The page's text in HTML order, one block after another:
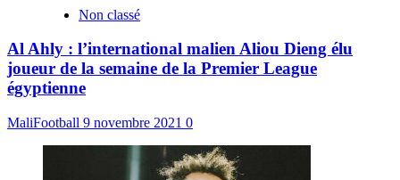
Non classé
Al Ahly : l’international malien Aliou Dieng élu
joueur de la semaine de la Premier League
égyptienne
MaliFootball 9 novembre 2021 0